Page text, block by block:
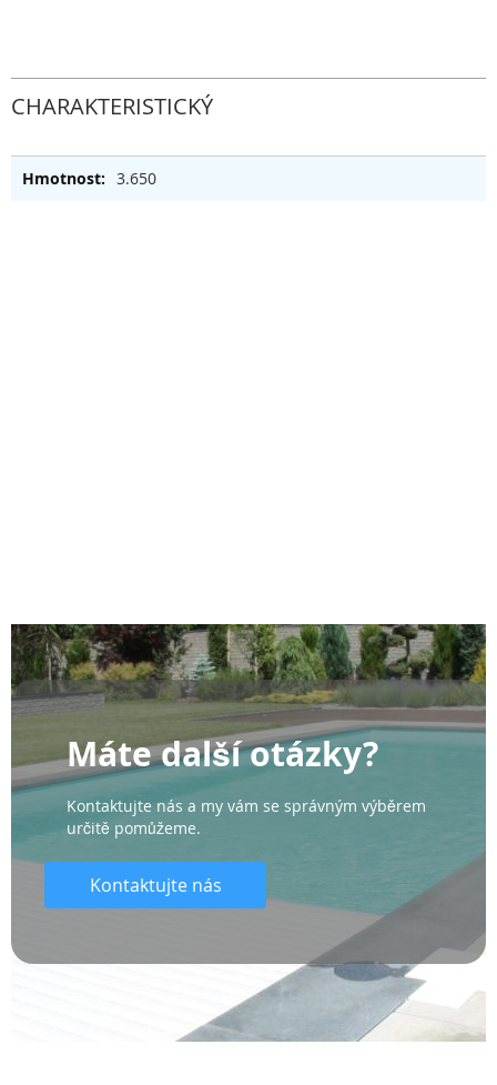
CHARAKTERISTICKÝ
3.650
Máte další otázky?
Kontaktujte nás a my vám se správným výběrem
určitě pomůžeme.
Kontaktujte nás